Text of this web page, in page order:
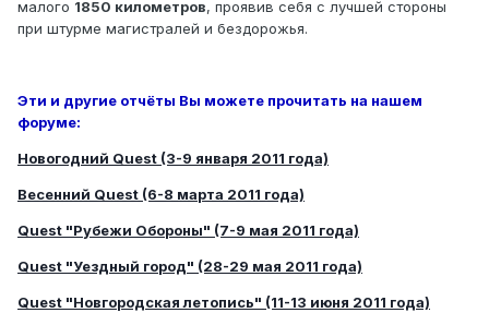
малого 1850 километров, проявив себя с лучшей стороны
при штурме магистралей и бездорожья.
Эти и другие отчёты Вы можете прочитать на нашем
форуме:
Новогодний Quest (3-9 января 2011 года)
Весенний Quest (6-8 марта 2011 года)
Quest "Рубежи Обороны" (7-9 мая 2011 года)
Quest "Уездный город" (28-29 мая 2011 года)
Quest "Новгородская летопись" (11-13 июня 2011 года)